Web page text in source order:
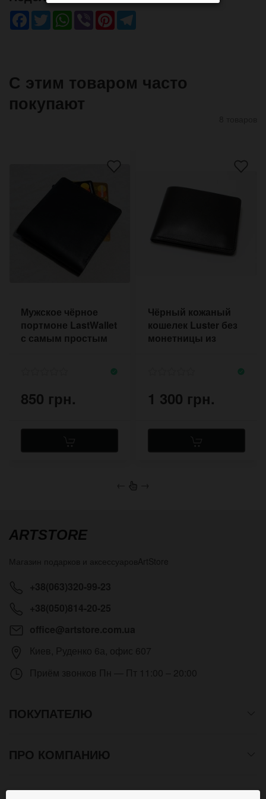
Facebook
TwitterWhatsApp
ViberPinterest
С этим товаром часто
покупают
Мужское чёрное
портмоне LastWallet
с самым простым
850 грн.
Чёрный кожаный
кошелек Luster без
монетницы из
1 300 грн.
← →
ARTSTORE
ПОКУПАТЕЛЮ
ПРО КОМПАНИЮ
СПОСОБЫ ОПЛАТЫ